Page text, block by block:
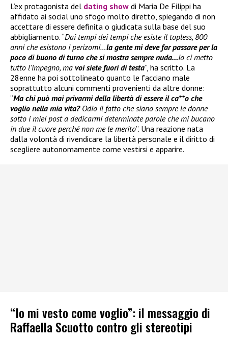
L’ex protagonista del dating show di Maria De Filippi ha
affidato ai social uno sfogo molto diretto, spiegando di non
accettare di essere definita o giudicata sulla base del suo
abbigliamento. “Dai tempi dei tempi che esiste il topless, 800
anni che esistono i perizomi…la gente mi deve far passare per la
poco di buono di turno che si mostra sempre nuda…Io ci metto
tutto l’impegno, ma voi siete fuori di testa”, ha scritto. La
28enne ha poi sottolineato quanto le facciano male
soprattutto alcuni commenti provenienti da altre donne:
“Ma chi può mai privarmi della libertà di essere il ca**o che
voglio nella mia vita? Odio il fatto che siano sempre le donne
sotto i miei post a dedicarmi determinate parole che mi bucano
in due il cuore perché non me le merito”. Una reazione nata
dalla volontà di rivendicare la libertà personale e il diritto di
scegliere autonomamente come vestirsi e apparire.
“Io mi vesto come voglio”: il messaggio di
Raffaella Scuotto contro gli stereotipi